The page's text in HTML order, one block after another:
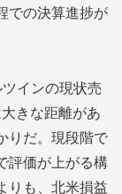
での決算進捗が
インの現状売
きな距離があ
りだ。現段階で
評価が上がる構
りも、北米損益